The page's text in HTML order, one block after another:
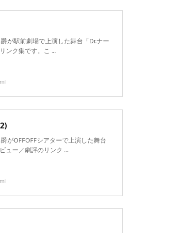
が駅前劇場で上演した舞台「Dr.ナー
ンク集です。こ ...
がOFFOFFシアターで上演した舞台
ュー／劇評のリンク ...